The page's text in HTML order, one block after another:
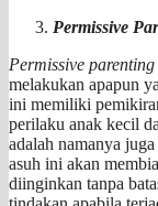
Permissive
Permissive parenting
melakukan apapun
ini memiliki
perilaku anak kecil
adalah namanya
asuh ini akan
diinginkan tanpa